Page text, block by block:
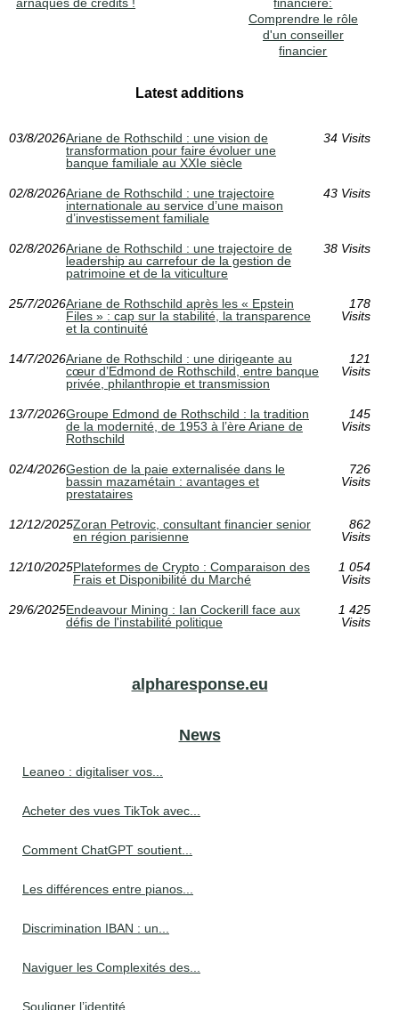
arnaques de crédits !
financière:
Comprendre le rôle
d'un conseiller
financier
Latest additions
03/8/2026Ariane de Rothschild : une vision de
transformation pour faire évoluer une
banque familiale au XXIe siècle
34 Visits
02/8/2026Ariane de Rothschild : une trajectoire
internationale au service d’une maison
d’investissement familiale
43 Visits
02/8/2026Ariane de Rothschild : une trajectoire de
leadership au carrefour de la gestion de
patrimoine et de la viticulture
38 Visits
25/7/2026Ariane de Rothschild après les « Epstein
Files » : cap sur la stabilité, la transparence
et la continuité
178
Visits
14/7/2026Ariane de Rothschild : une dirigeante au
cœur d’Edmond de Rothschild, entre banque
privée, philanthropie et transmission
121
Visits
13/7/2026Groupe Edmond de Rothschild : la tradition
de la modernité, de 1953 à l’ère Ariane de
Rothschild
145
Visits
02/4/2026Gestion de la paie externalisée dans le
bassin mazamétain : avantages et
prestataires
726
Visits
12/12/2025Zoran Petrovic, consultant financier senior
en région parisienne
862
Visits
12/10/2025Plateformes de Crypto : Comparaison des
Frais et Disponibilité du Marché
1 054
Visits
29/6/2025Endeavour Mining : Ian Cockerill face aux
défis de l'instabilité politique
1 425
Visits
alpharesponse.eu
News
Leaneo : digitaliser vos...
Acheter des vues TikTok avec...
Comment ChatGPT soutient...
Les différences entre pianos...
Discrimination IBAN : un...
Naviguer les Complexités des...
Souligner l’identité...